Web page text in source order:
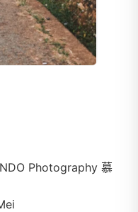
Photography 慕